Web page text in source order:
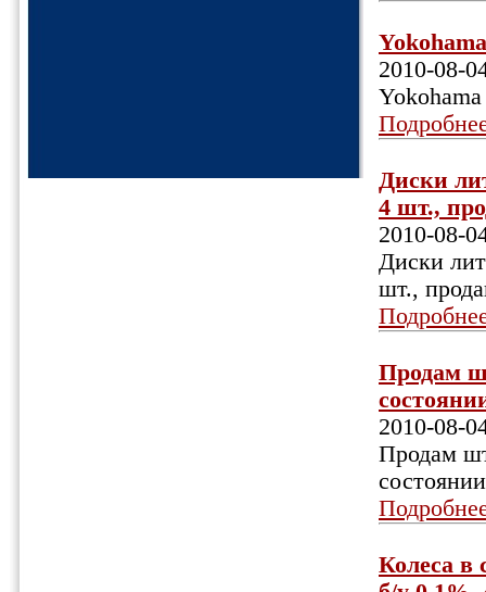
2010-08-
Диски
4 шт.,
2010-08-
Диски
шт.,
Продам
2010-08-
Продам
Колеса в